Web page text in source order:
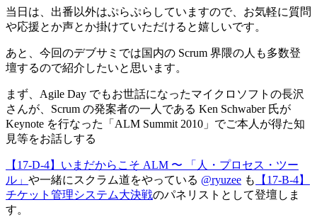
当日は、出番以外はぷらぷらしていますので、お気軽に質問
や応援とか声とか掛けていただけると嬉しいです。
あと、今回のデブサミでは国内の Scrum 界隈の人も多数登
壇するので紹介したいと思います。
まず、Agile Day でもお世話になったマイクロソフトの長沢
さんが、Scrum の発案者の一人である Ken Schwaber 氏が
Keynote を行なった「ALM Summit 2010」でご本人が得た知
見等をお話しする
【17-D-4】いまだからこそ ALM 〜 「人・プロセス・ツー
ル」 や一緒にスクラム道をやっている @ryuzee も
【17-B-4】
チケット管理システム大決戦のパネリストとして登壇しま
す。